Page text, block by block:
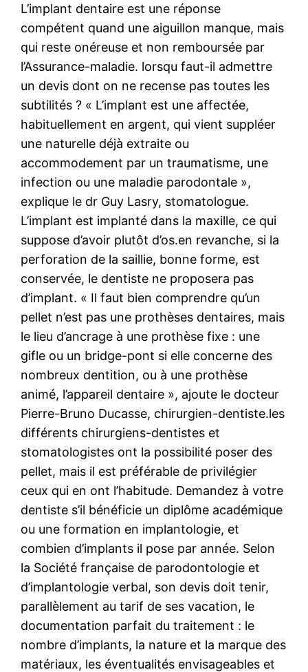
L’implant dentaire est une réponse
compétent quand une aiguillon manque, mais
qui reste onéreuse et non remboursée par
l’Assurance-maladie. lorsqu faut-il admettre
un devis dont on ne recense pas toutes les
subtilités ? « L’implant est une affectée,
habituellement en argent, qui vient suppléer
une naturelle déjà extraite ou
accommodement par un traumatisme, une
infection ou une maladie parodontale »,
explique le dr Guy Lasry, stomatologue.
L’implant est implanté dans la maxille, ce qui
suppose d’avoir plutôt d’os.en revanche, si la
perforation de la saillie, bonne forme, est
conservée, le dentiste ne proposera pas
d’implant. « Il faut bien comprendre qu’un
pellet n’est pas une prothèses dentaires, mais
le lieu d’ancrage à une prothèse fixe : une
gifle ou un bridge-pont si elle concerne des
nombreux dentition, ou à une prothèse
animé, l’appareil dentaire », ajoute le docteur
Pierre-Bruno Ducasse, chirurgien-dentiste.les
différents chirurgiens-dentistes et
stomatologistes ont la possibilité poser des
pellet, mais il est préférable de privilégier
ceux qui en ont l’habitude. Demandez à votre
dentiste s’il bénéficie un diplôme académique
ou une formation en implantologie, et
combien d’implants il pose par année. Selon
la Société française de parodontologie et
d’implantologie verbal, son devis doit tenir,
parallèlement au tarif de ses vacation, le
documentation parfait du traitement : le
nombre d’implants, la nature et la marque des
matériaux, les éventualités envisageables et